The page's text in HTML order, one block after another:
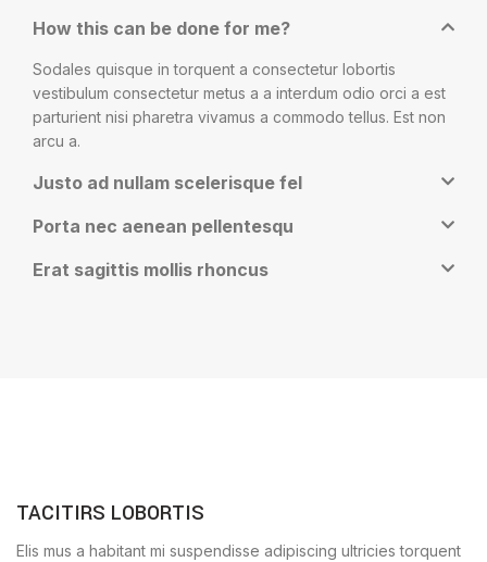
How this can be done for me?
Sodales quisque in torquent a consectetur lobortis
vestibulum consectetur metus a a interdum odio orci a est
parturient nisi pharetra vivamus a commodo tellus. Est non
arcu a.
Justo ad nullam scelerisque fel
Porta nec aenean pellentesqu
Erat sagittis mollis rhoncus
TACITIRS LOBORTIS
Elis mus a habitant mi suspendisse adipiscing ultricies torquent